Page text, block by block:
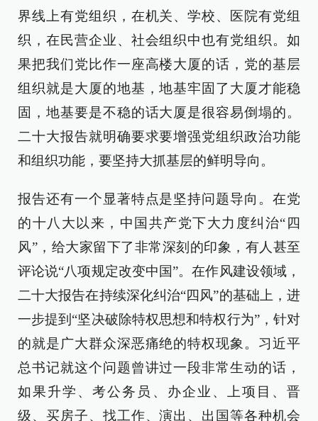
界线上有党组织，在机关、学校、医院有党组
织，在民营企业、社会组织中也有党组织。如
果把我们党比作一座高楼大厦的话，党的基层
组织就是大厦的地基，地基牢固了大厦才能稳
固，地基要是不稳的话大厦是很容易倒塌的。
二十大报告就明确要求要增强党组织政治功能
和组织功能，要坚持大抓基层的鲜明导向。
报告还有一个显著特点是坚持问题导向。在党
的十八大以来，中国共产党下大力度纠治“四
风”，给大家留下了非常深刻的印象，有人甚至
评论说“八项规定改变中国”。在作风建设领域，
二十大报告在持续深化纠治“四风”的基础上，进
一步提到“坚决破除特权思想和特权行为”，针对
的就是广大群众深恶痛绝的特权现象。习近平
总书记就这个问题曾讲过一段非常生动的话，
如果升学、考公务员、办企业、上项目、晋
级、买房子、找工作、演出、出国等各种机会